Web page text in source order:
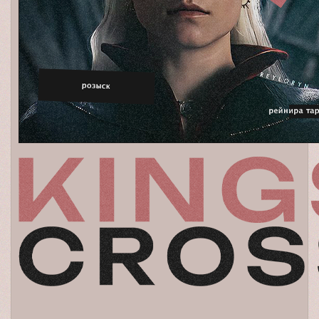
[td width=5%][/td]
[td width=30%][align=center]Ищем Навию и Шарлотту, чтобы
[/tr]
[tr]
[td width=15%][img]https://upforme.ru/uploads/001b/df/32/
[/td]
[td width=50%]Теряющие связь с Царством Ночи натланцы
[td width=5%][/td]
[td width=30%][align=center]Ищем Шилонен и Капитано,
[/tr]